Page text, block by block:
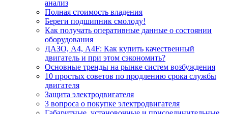
анализ
Полная стоимость владения
Береги подшипник смолоду!
Как получать оперативные данные о состоянии
оборудования
ДАЗО, А4, А4F: Как купить качественный
двигатель и при этом сэкономить?
Основные тренды на рынке систем возбуждения
10 простых советов по продлению срока службы
двигателя
Защита электродвигателя
3 вопроса о покупке электродвигателя